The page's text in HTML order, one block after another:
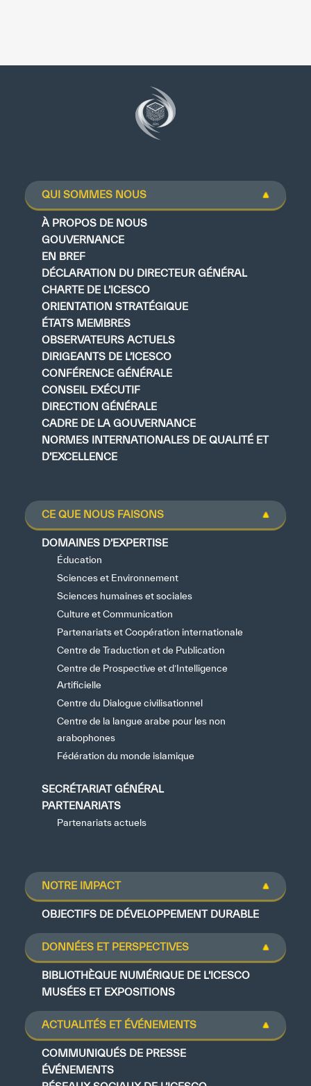
QUI SOMMES NOUS
À PROPOS DE NOUS
GOUVERNANCE
EN BREF
DÉCLARATION DU DIRECTEUR GÉNÉRAL
CHARTE DE L’ICESCO
ORIENTATION STRATÉGIQUE
ÉTATS MEMBRES
OBSERVATEURS ACTUELS
DIRIGEANTS DE L’ICESCO
CONFÉRENCE GÉNÉRALE
CONSEIL EXÉCUTIF
DIRECTION GÉNÉRALE
CADRE DE LA GOUVERNANCE
NORMES INTERNATIONALES DE QUALITÉ ET
D’EXCELLENCE
CE QUE NOUS FAISONS
DOMAINES D’EXPERTISE
Éducation
Sciences et Environnement
Sciences humaines et sociales
Culture et Communication
Partenariats et Coopération internationale
Centre de Traduction et de Publication
Centre de Prospective et d’Intelligence
Artificielle
Centre du Dialogue civilisationnel
Centre de la langue arabe pour les non
arabophones
Fédération du monde islamique
SECRÉTARIAT GÉNÉRAL
PARTENARIATS
Partenariats actuels
NOTRE IMPACT
OBJECTIFS DE DÉVELOPPEMENT DURABLE
DONNÉES ET PERSPECTIVES
BIBLIOTHÈQUE NUMÉRIQUE DE L’ICESCO
MUSÉES ET EXPOSITIONS
ACTUALITÉS ET ÉVÉNEMENTS
COMMUNIQUÉS DE PRESSE
ÉVÉNEMENTS